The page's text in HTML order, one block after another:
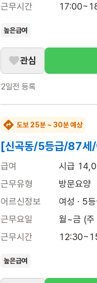
근무시간
높은급여
관심
2일전 등록
도보 25분 ~ 30분 예상
[신곡동/5등급/87세/
급여
시급
근무유형
방문요양
어르신정보
여성 · 5
근무요일
월~금 (
근무시간
높은급여